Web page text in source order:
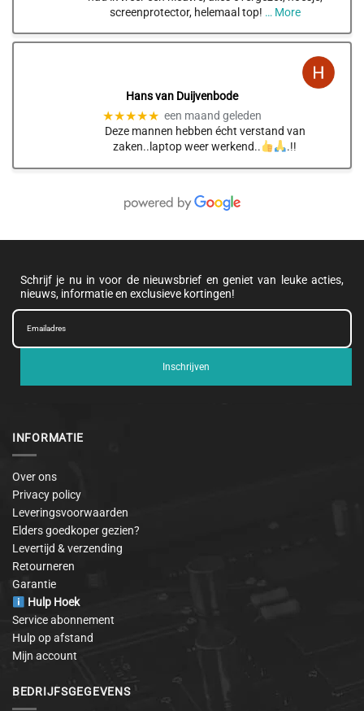
screenprotector, helemaal top! … More
Hans van Duijvenbode
★★★★★ een maand geleden
Deze mannen hebben écht verstand van
zaken..laptop weer werkend..
.!!
Schrijf je nu in voor de nieuwsbrief en geniet van leuke acties,
nieuws, informatie en exclusieve kortingen!
Inschrijven
INFORMATIE
Over ons
Privacy policy
Leveringsvoorwaarden
Elders goedkoper gezien?
Levertijd & verzending
Retourneren
Garantie
Hulp Hoek
Service abonnement
Hulp op afstand
Mijn account
BEDRIJFSGEGEVENS